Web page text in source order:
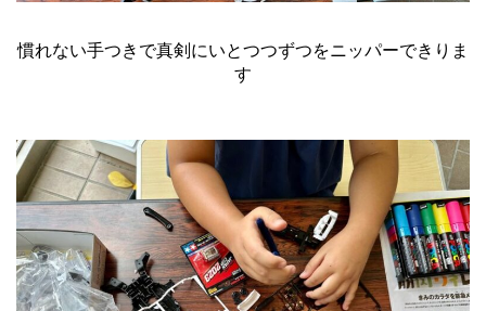
慣れない手つきで真剣にいとつつずつをニッパーできりま
す